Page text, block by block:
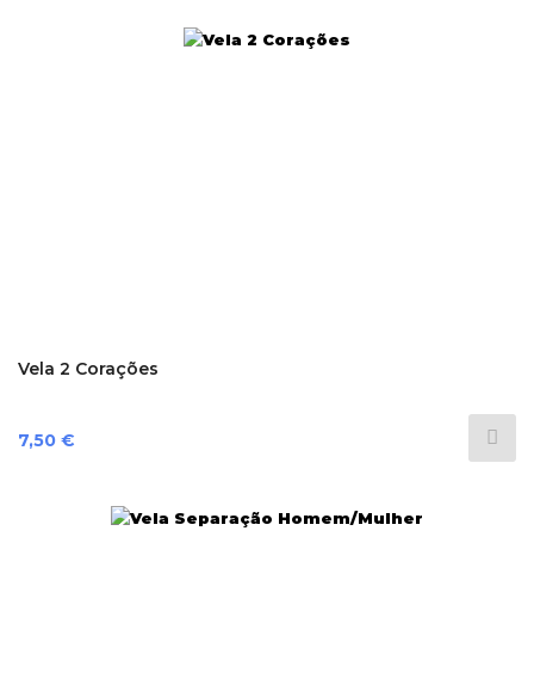
Vela 2 Corações
Preço
7,50 €